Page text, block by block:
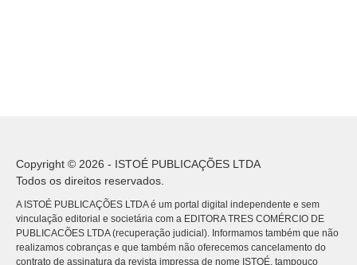
Copyright © 2026 - ISTOÉ PUBLICAÇÕES LTDA
Todos os direitos reservados.
A ISTOÉ PUBLICAÇÕES LTDA é um portal digital independente e sem
vinculação editorial e societária com a EDITORA TRES COMÉRCIO DE
PUBLICACÕES LTDA (recuperação judicial). Informamos também que não
realizamos cobranças e que também não oferecemos cancelamento do
contrato de assinatura da revista impressa de nome ISTOÉ, tampouco